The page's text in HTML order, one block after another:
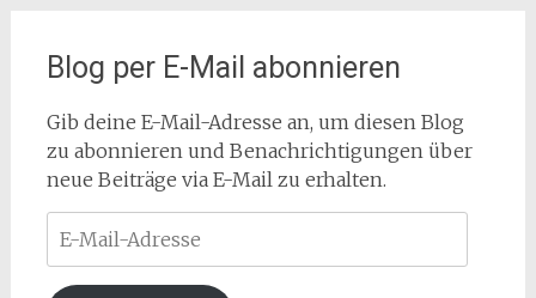
Blog per E-Mail abonnieren
Gib deine E-Mail-Adresse an, um diesen Blog
zu abonnieren und Benachrichtigungen über
neue Beiträge via E-Mail zu erhalten.
Mail-
Adresse